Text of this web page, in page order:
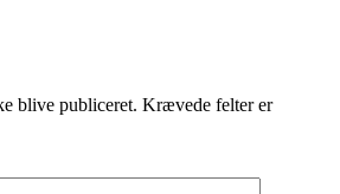
blive publiceret. Krævede felter er